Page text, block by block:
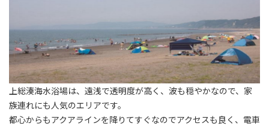
上総湊海水浴場は、遠浅で透明度が高く、波も穏やかなので、家
族連れにも人気のエリアです。
都心からもアクアラインを降りてすぐなのでアクセスも良く、電車